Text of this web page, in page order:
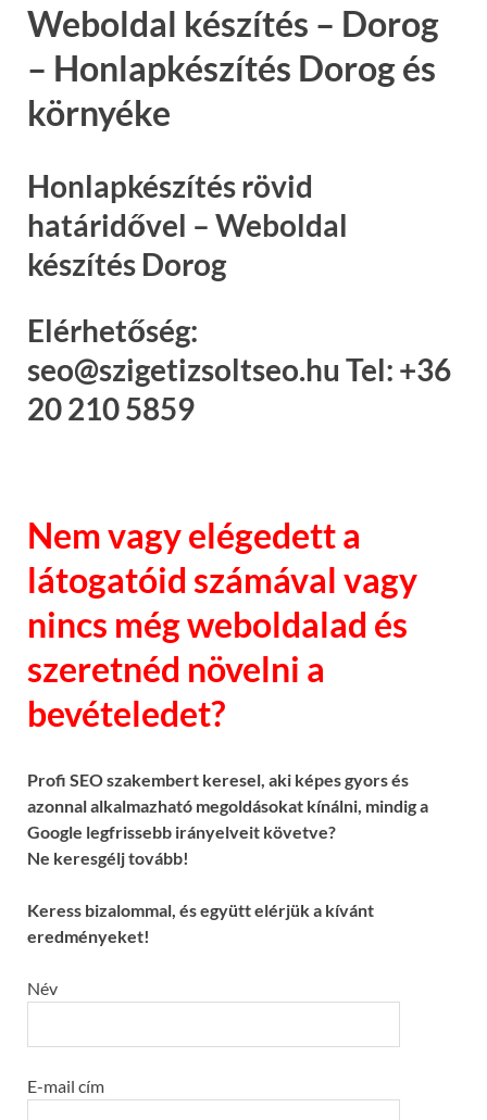
Weboldal készítés – Dorog
– Honlapkészítés Dorog és
környéke
Honlapkészítés rövid
határidővel – Weboldal
készítés Dorog
Elérhetőség:
seo@szigetizsoltseo.hu Tel: +36
20 210 5859
Nem vagy elégedett a
látogatóid számával vagy
nincs még weboldalad és
szeretnéd növelni a
bevételedet?
Profi SEO szakembert keresel, aki képes gyors és
azonnal alkalmazható megoldásokat kínálni, mindig a
Google legfrissebb irányelveit követve?
Ne keresgélj tovább!
Keress bizalommal, és együtt elérjük a kívánt
eredményeket!
Név
E-mail cím